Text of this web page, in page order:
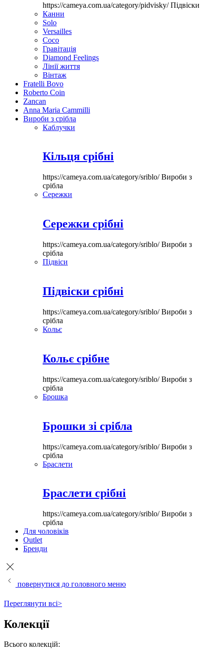
https://cameya.com.ua/category/pidvisky/Підвіски
Канни
Solo
Versailles
Coco
Гравітація
Diamond Feelings
Лінії життя
Вінтаж
Fratelli Bovo
Roberto Coin
Zancan
Anna Maria Cammilli
Вироби з срібла
Каблучки
Кільця срібні
https://cameya.com.ua/category/sriblo/Вироби з
срібла
Сережки
Сережки срібні
https://cameya.com.ua/category/sriblo/Вироби з
срібла
Підвіси
Підвіски срібні
https://cameya.com.ua/category/sriblo/Вироби з
срібла
Кольє
Кольє срібне
https://cameya.com.ua/category/sriblo/Вироби з
срібла
Брошка
Брошки зі срібла
https://cameya.com.ua/category/sriblo/Вироби з
срібла
Браслети
Браслети срібні
https://cameya.com.ua/category/sriblo/Вироби з
срібла
Для чоловіків
Outlet
Бренди
повернутися до головного меню
Переглянути всі>
Колекції
Всього колекцій: